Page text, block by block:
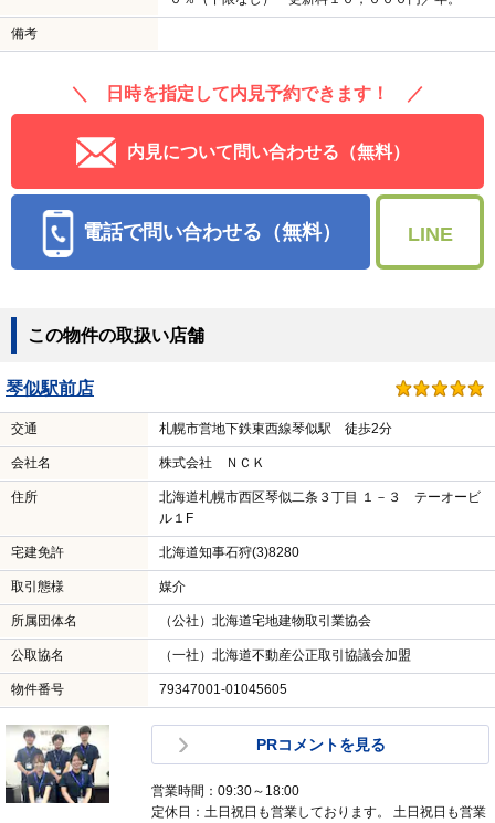
備考
＼ 日時を指定して内見予約できます！ ／
内見について問い合わせる（無料）
電話で問い合わせる（無料） LINE
この物件の取扱い店舗
琴似駅前店
交通 札幌市営地下鉄東西線琴似駅 徒歩2分
会社名 株式会社 ＮＣＫ
住所
北海道札幌市西区琴似二条３丁目 １－３ テーオービ
ル１F
宅建免許 北海道知事石狩(3)8280
取引態様 媒介
所属団体名 （公社）北海道宅地建物取引業協会
公取協名 （一社）北海道不動産公正取引協議会加盟
物件番号 79347001-01045605
PRコメントを見る
営業時間：09:30～18:00
定休日：土日祝日も営業しております。 土日祝日も営業